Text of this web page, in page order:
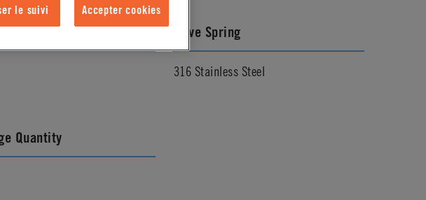
Valve Spring
316 Stainless Steel
Quantity
le suivi Accepter cookies